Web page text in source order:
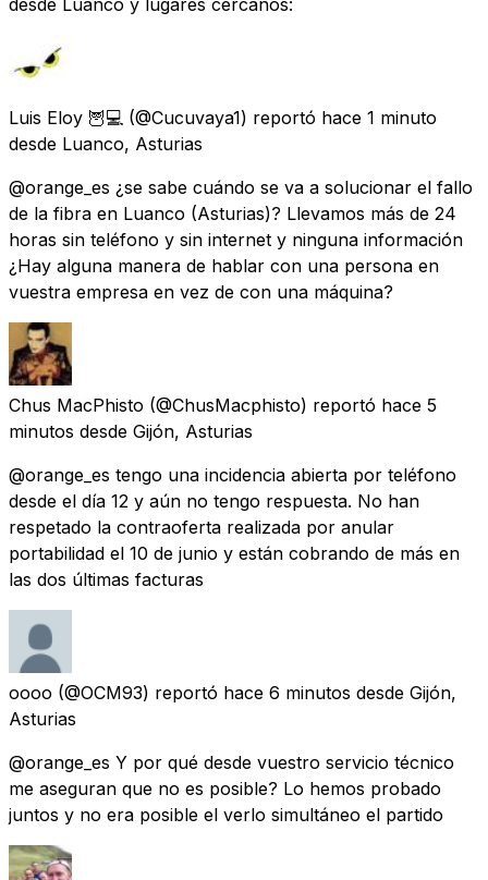
Luis Eloy 🦉💻 (@Cucuvaya1) reportó hace 1 minuto
desde Luanco, Asturias
@orange_es ¿se sabe cuándo se va a solucionar el fallo
de la fibra en Luanco (Asturias)? Llevamos más de 24
horas sin teléfono y sin internet y ninguna información
¿Hay alguna manera de hablar con una persona en
vuestra empresa en vez de con una máquina?
Chus MacPhisto (@ChusMacphisto) reportó hace 5
minutos desde Gijón, Asturias
@orange_es tengo una incidencia abierta por teléfono
desde el día 12 y aún no tengo respuesta. No han
respetado la contraoferta realizada por anular
portabilidad el 10 de junio y están cobrando de más en
las dos últimas facturas
oooo (@OCM93) reportó hace 6 minutos desde Gijón,
Asturias
@orange_es Y por qué desde vuestro servicio técnico
me aseguran que no es posible? Lo hemos probado
juntos y no era posible el verlo simultáneo el partido